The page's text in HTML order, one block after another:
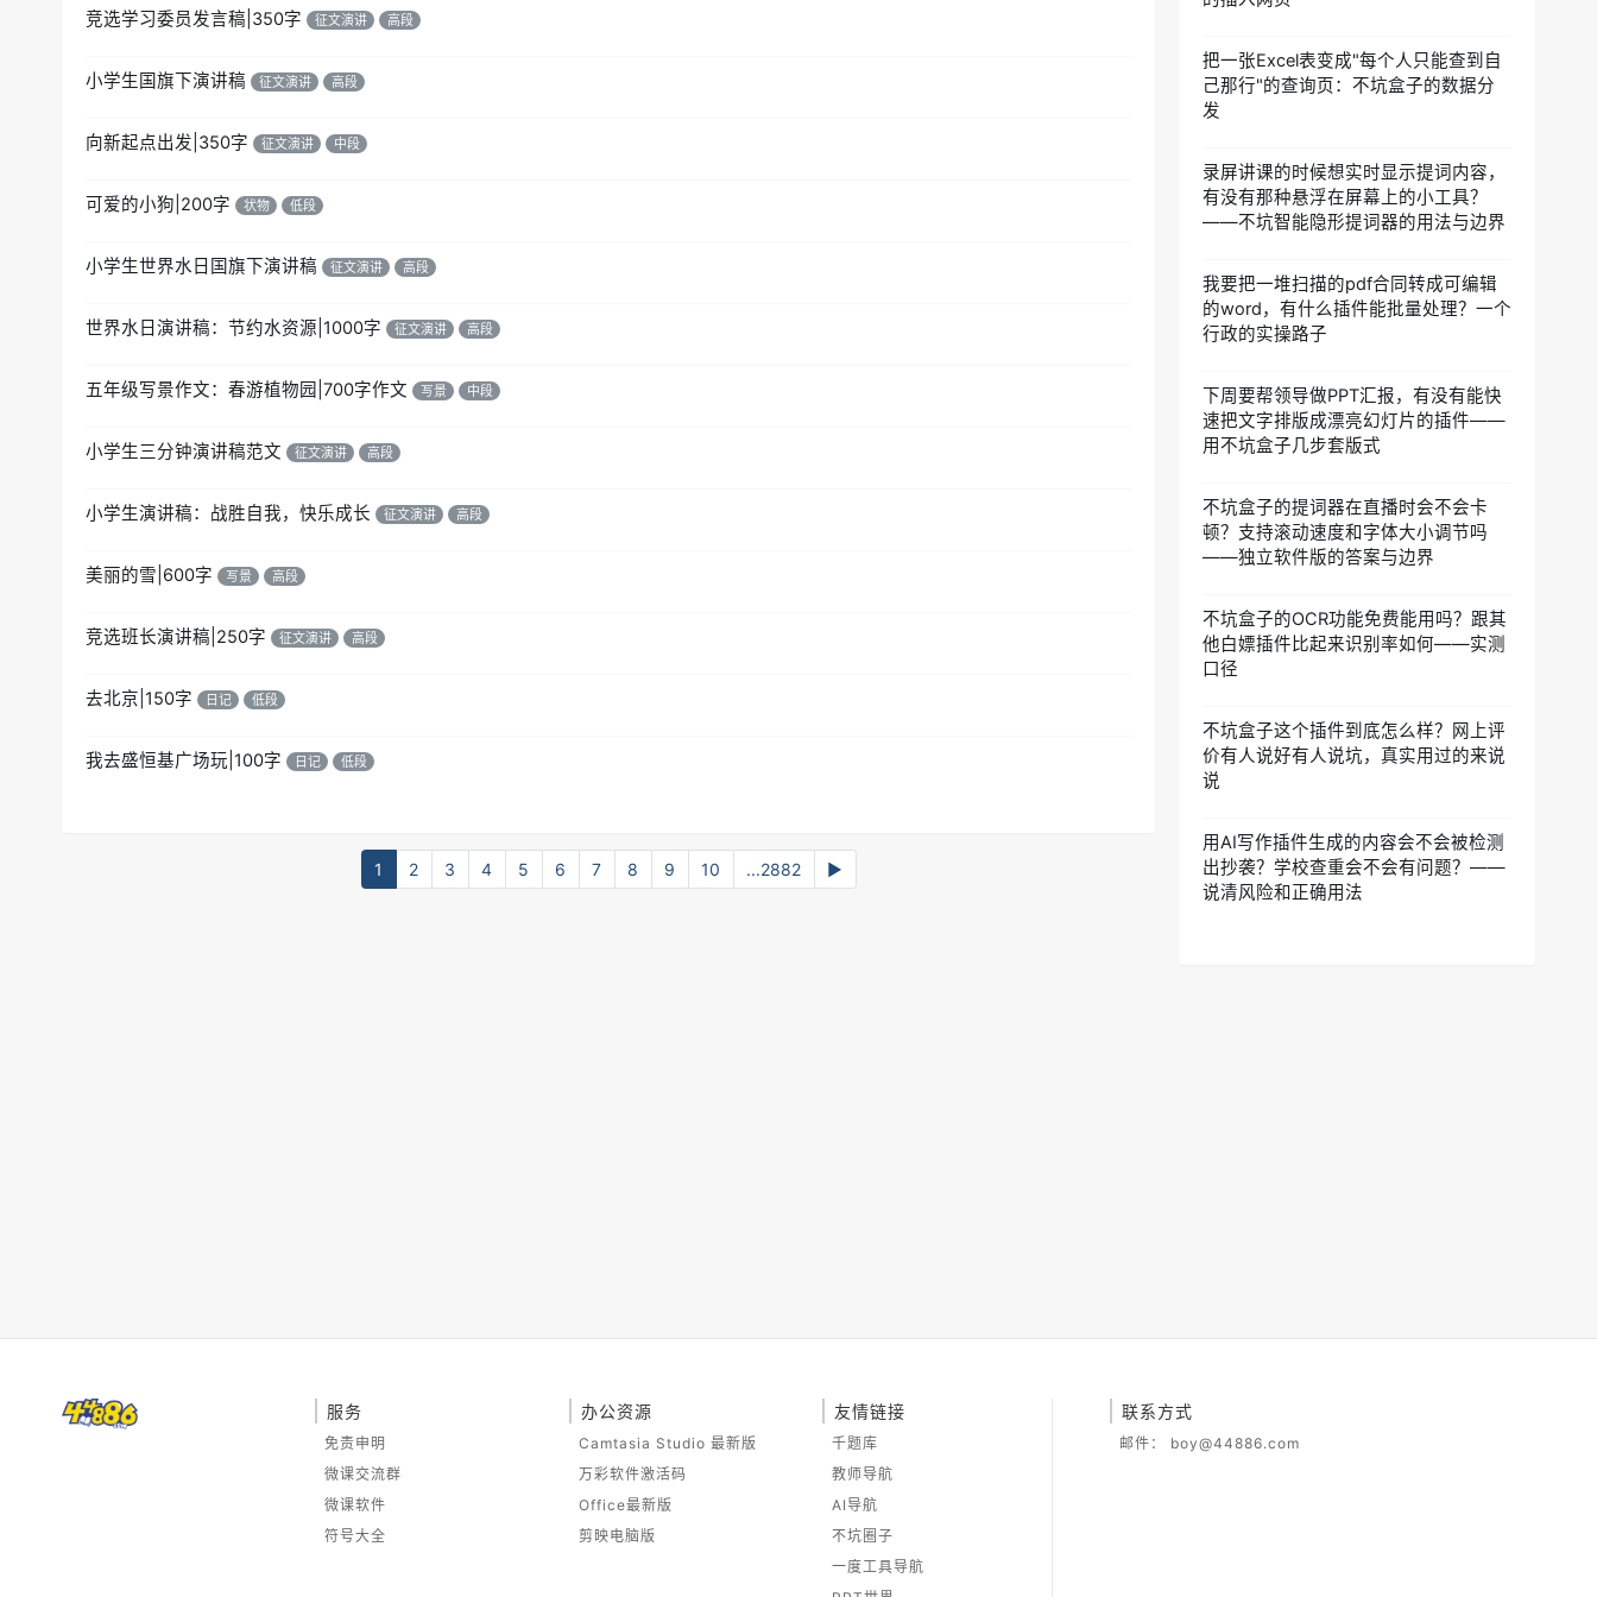
竞选学习委员发言稿|350字 征文演讲 高段
小学生国旗下演讲稿 征文演讲 高段
向新起点出发|350字 征文演讲 中段
可爱的小狗|200字 状物 低段
小学生世界水日国旗下演讲稿 征文演讲 高段
世界水日演讲稿：节约水资源|1000字 征文演讲 高段
五年级写景作文：春游植物园|700字作文 写景 中段
小学生三分钟演讲稿范文 征文演讲 高段
小学生演讲稿：战胜自我，快乐成长 征文演讲 高段
美丽的雪|600字 写景 高段
竞选班长演讲稿|250字 征文演讲 高段
去北京|150字 日记 低段
我去盛恒基广场玩|100字 日记 低段
1 2 3 4 5 6 7 8 9 10 ...2882 ▶
把一张Excel表变成"每个人只能查到自
己那行"的查询页：不坑盒子的数据分
发
录屏讲课的时候想实时显示提词内容，
有没有那种悬浮在屏幕上的小工具？
——不坑智能隐形提词器的用法与边界
我要把一堆扫描的pdf合同转成可编辑
的word，有什么插件能批量处理？一个
行政的实操路子
下周要帮领导做PPT汇报，有没有能快
速把文字排版成漂亮幻灯片的插件——
用不坑盒子几步套版式
不坑盒子的提词器在直播时会不会卡
顿？支持滚动速度和字体大小调节吗
——独立软件版的答案与边界
不坑盒子的OCR功能免费能用吗？跟其
他白嫖插件比起来识别率如何——实测
口径
不坑盒子这个插件到底怎么样？网上评
价有人说好有人说坑，真实用过的来说
说
用AI写作插件生成的内容会不会被检测
出抄袭？学校查重会不会有问题？——
说清风险和正确用法
服务
免责申明
微课交流群
微课软件
符号大全
办公资源
Camtasia Studio 最新版
万彩软件激活码
Office最新版
剪映电脑版
友情链接
千题库
教师导航
AI导航
不坑圈子
一度工具导航
联系方式
邮件： boy@44886.com